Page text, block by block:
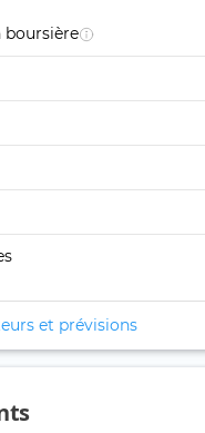
boursière
et prévisions